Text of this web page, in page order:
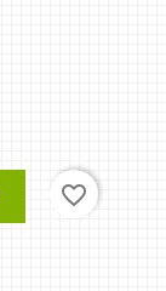
favorite_border